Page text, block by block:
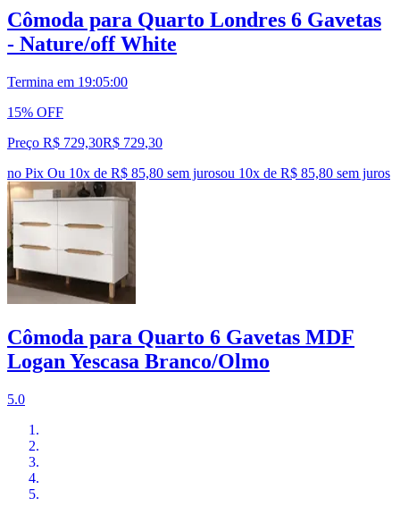
Cômoda para Quarto Londres 6 Gavetas
- Nature/off White
Termina em 19:04:59
15% OFF
Preço R$ 729,30R$ 729,30
no Pix Ou 10x de R$ 85,80 sem jurosou 10x de R$ 85,80 sem juros
Cômoda para Quarto 6 Gavetas MDF
Logan Yescasa Branco/Olmo
5.0